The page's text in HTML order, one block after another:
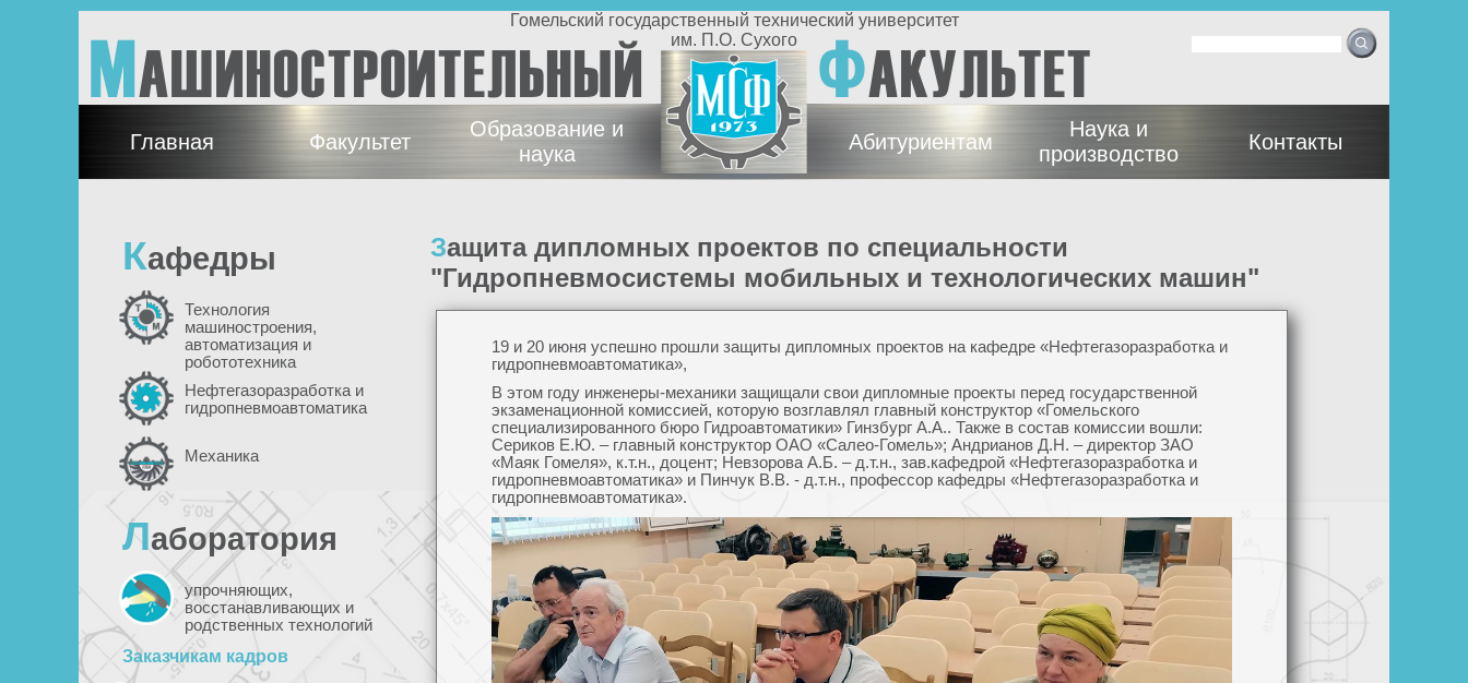
Гомельский государственный технический университет
им. П.О. Сухого
МАШИНОСТРОИТЕЛЬНЫЙ ФАКУЛЬТЕТ
Главная Факультет
Образование и
наука
Абитуриентам
Наука и
производство
Контакты
Защита дипломных проектов по специальности
"Гидропневмосистемы мобильных и технологических машин"
19 и 20 июня успешно прошли защиты дипломных проектов на кафедре «Нефтегазоразработка и
гидропневмоавтоматика»,
В этом году инженеры-механики защищали свои дипломные проекты перед государственной
экзаменационной комиссией, которую возглавлял главный конструктор «Гомельского
специализированного бюро Гидроавтоматики» Гинзбург А.А.. Также в состав комиссии вошли:
Сериков Е.Ю. – главный конструктор ОАО «Салео-Гомель»; Андрианов Д.Н. – директор ЗАО
«Маяк Гомеля», к.т.н., доцент; Невзорова А.Б. – д.т.н., зав.кафедрой «Нефтегазоразработка и
гидропневмоавтоматика» и Пинчук В.В. - д.т.н., профессор кафедры «Нефтегазоразработка и
гидропневмоавтоматика».
Кафедры
Технология
машиностроения,
автоматизация и
робототехника
Нефтегазоразработка и
гидропневмоавтоматика
Механика
Лаборатория
упрочняющих,
восстанавливающих и
родственных технологий
Заказчикам кадров